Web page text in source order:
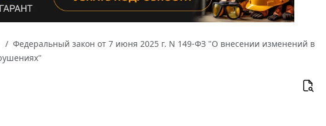
Федеральный закон от 7 июня 2025 г. N 149-ФЗ "О внесении изменений в